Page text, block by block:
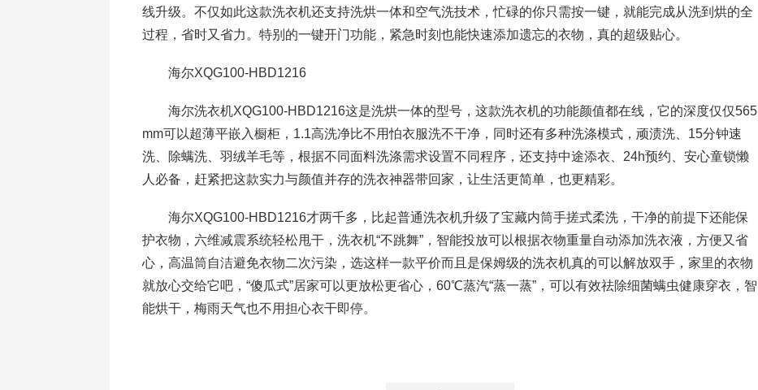
线升级。不仅如此这款洗衣机还支持洗烘一体和空气洗技术，忙碌的你只需按一键，就能完成从洗到烘的全
过程，省时又省力。特别的一键开门功能，紧急时刻也能快速添加遗忘的衣物，真的超级贴心。
海尔XQG100-HBD1216
海尔洗衣机XQG100-HBD1216这是洗烘一体的型号，这款洗衣机的功能颜值都在线，它的深度仅仅565
mm可以超薄平嵌入橱柜，1.1高洗净比不用怕衣服洗不干净，同时还有多种洗涤模式，顽渍洗、15分钟速
洗、除螨洗、羽绒羊毛等，根据不同面料洗涤需求设置不同程序，还支持中途添衣、24h预约、安心童锁懒
人必备，赶紧把这款实力与颜值并存的洗衣神器带回家，让生活更简单，也更精彩。
海尔XQG100-HBD1216才两千多，比起普通洗衣机升级了宝藏内筒手搓式柔洗，干净的前提下还能保
护衣物，六维减震系统轻松甩干，洗衣机“不跳舞”，智能投放可以根据衣物重量自动添加洗衣液，方便又省
心，高温筒自洁避免衣物二次污染，选这样一款平价而且是保姆级的洗衣机真的可以解放双手，家里的衣物
就放心交给它吧，“傻瓜式”居家可以更放松更省心，60℃蒸汽“蒸一蒸”，可以有效祛除细菌螨虫健康穿衣，智
能烘干，梅雨天气也不用担心衣干即停。